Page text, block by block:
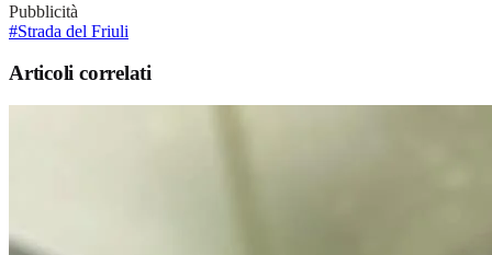
Pubblicità
#Strada del Friuli
Articoli correlati